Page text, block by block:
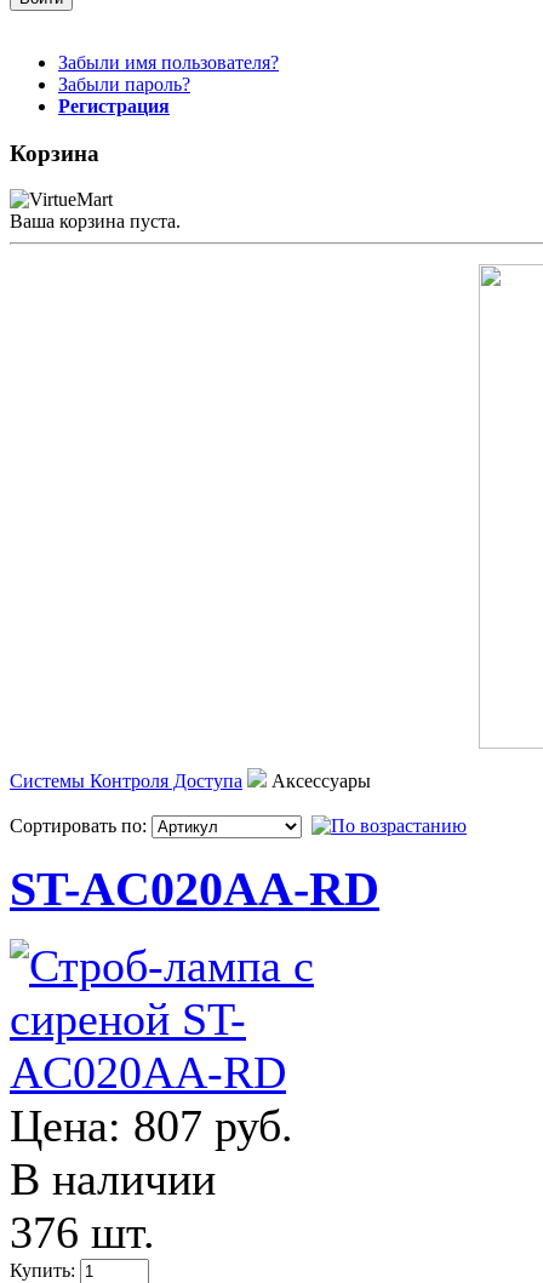
Забыли имя пользователя?
Забыли пароль?
Регистрация
Корзина
Ваша корзина пуста.
Системы Контроля Доступа Аксессуары
Сортировать по:
ST-AC020AA-RD
Цена: 807 руб.
В наличии
376 шт.
Купить: